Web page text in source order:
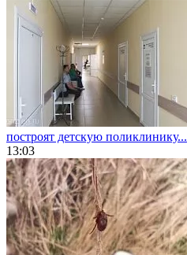
построят детскую поликлинику...
13:03